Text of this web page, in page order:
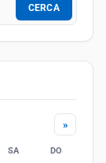
CERCA
»
SA DO